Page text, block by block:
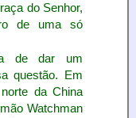
do Senhor,
de uma só
de dar um
questão. Em
da China
Watchman